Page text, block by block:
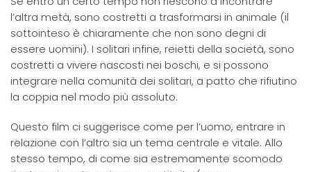
l’altra metà, sono costretti a trasformarsi in animale (il
sottointeso è chiaramente che non sono degni di
essere uomini). I solitari infine, reietti della società, sono
costretti a vivere nascosti nei boschi, e si possono
integrare nella comunità dei solitari, a patto che rifiutino
la coppia nel modo più assoluto.
Questo film ci suggerisce come per l’uomo, entrare in
relazione con l’altro sia un tema centrale e vitale. Allo
stesso tempo, di come sia estremamente scomodo